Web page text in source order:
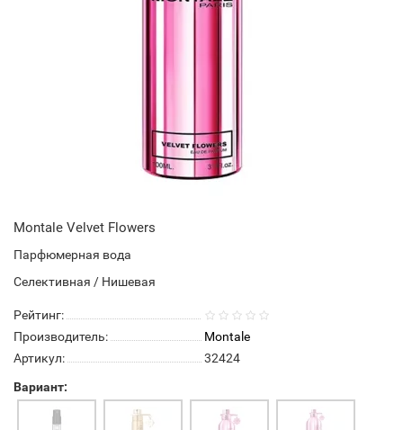
Montale Velvet Flowers
Парфюмерная вода
Селективная / Нишевая
Рейтинг:
Производитель:
Montale
Артикул:
32424
Вариант: